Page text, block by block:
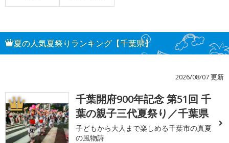
夏の人気夏祭りランキング【千葉県】
2026/08/07 更新
1
千葉開府900年記念 第51回 千
葉の親子三代夏祭り／千葉県
子どもから大人まで楽しめる千葉市の真夏
の風物詩